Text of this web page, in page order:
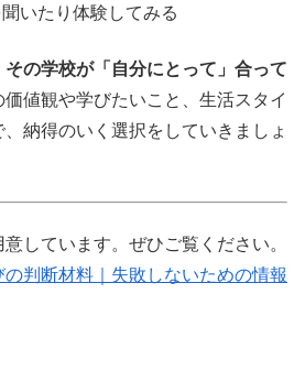
いたり体験してみる
その学校が「自分にとって」合って
値観や学びたいこと、生活スタイ
納得のいく選択をしていきましょ
しています。ぜひご覧ください。
判断材料｜失敗しないための情報